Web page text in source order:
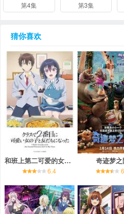
第4集 第3集
猜你喜欢
和班上第二可爱的女孩子成为了朋友
6.4
奇迹梦之